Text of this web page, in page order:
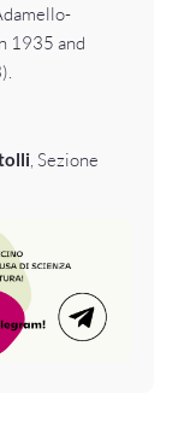
1935 and
, Sezione